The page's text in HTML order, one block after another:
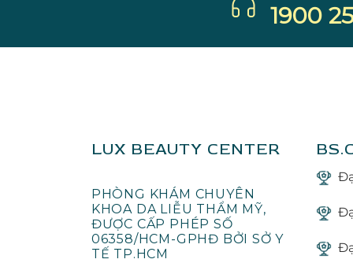
1900
LUX BEAUTY CENTER
PHÒNG KHÁM CHUYÊN
KHOA DA LIỄU THẨM MỸ,
ĐƯỢC CẤP PHÉP SỐ
06358/HCM-GPHĐ BỞI SỞ Y
TẾ TP.HCM